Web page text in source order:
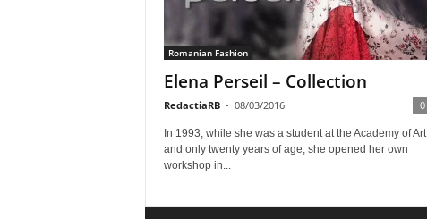
Romanian Fashion
Elena Perseil – Collection
RedactiaRB - 08/03/2016 0
In 1993, while she was a student at the Academy of Art
and only twenty years of age, she opened her own
workshop in...